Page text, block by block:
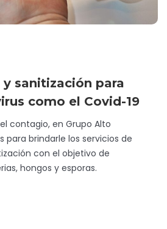
sanitización para
como el Covid-19
contagio, en Grupo Alto
para brindarle los servicios de
con el objetivo de
hongos y esporas.